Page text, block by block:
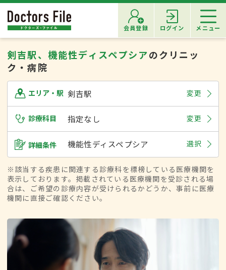
会員登録 ログイン メニュー
剣吉駅、機能性ディスペプシアのクリニッ
ク・病院
エリア・駅 剣吉駅 変更
診療科目 指定なし 変更
詳細条件 機能性ディスペプシア 選択
※該当する疾患に関連する診療科を標榜している医療機関を
表示しております。掲載されている医療機関を受診される場
合は、ご希望の診療内容が受けられるかどうか、事前に医療
機関に直接ご確認ください。